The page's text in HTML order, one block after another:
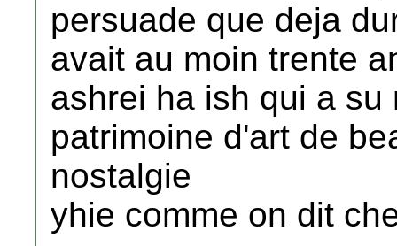
persuade que deja
avait au moin trente
ashrei ha ish qui a
patrimoine d'art de
nostalgie
yhie comme on dit